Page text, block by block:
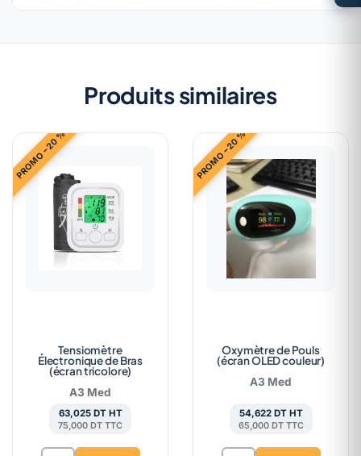
Produits similaires
PROMO −20 %
Tensiomètre
Électronique de Bras
(écran tricolore)
A3 Med
63,025 DT HT
75,000 DT TTC
PROMO −20 %
Oxymètre de Pouls
(écran OLED couleur)
A3 Med
54,622 DT HT
65,000 DT TTC